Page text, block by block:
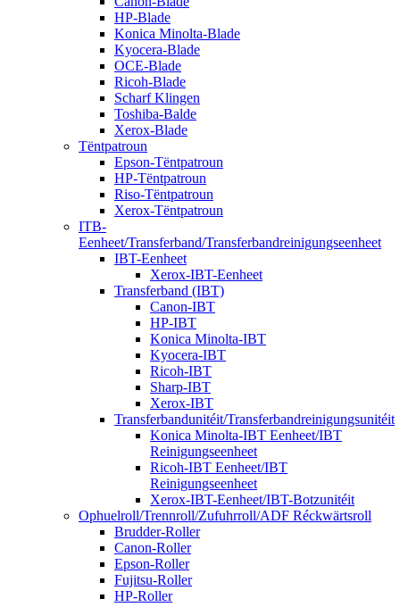
HP-Blade
Konica Minolta-Blade
Kyocera-Blade
OCE-Blade
Ricoh-Blade
Scharf Klingen
Toshiba-Balde
Xerox-Blade
Tëntpatroun
Epson-Tëntpatroun
HP-Tëntpatroun
Riso-Tëntpatroun
Xerox-Tëntpatroun
ITB-
Eenheet/Transferband/Transferbandreinigungseenheet
IBT-Eenheet
Xerox-IBT-Eenheet
Transferband (IBT)
Canon-IBT
HP-IBT
Konica Minolta-IBT
Kyocera-IBT
Ricoh-IBT
Sharp-IBT
Xerox-IBT
Transferbandunitéit/Transferbandreinigungsunitéit
Konica Minolta-IBT Eenheet/IBT
Reinigungseenheet
Ricoh-IBT Eenheet/IBT
Reinigungseenheet
Xerox-IBT-Eenheet/IBT-Botzunitéit
Ophuelroll/Trennroll/Zufuhrroll/ADF Réckwärtsroll
Brudder-Roller
Canon-Roller
Epson-Roller
Fujitsu-Roller
HP-Roller